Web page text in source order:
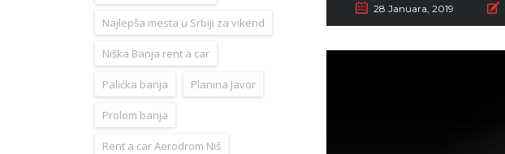
28 Januara, 2019
Najlepša mesta u Srbiji za vikend
Niška Banja rent a car
Palićka banja Planina Javor
Prolom banja
Rent a car Aerodrom Niš